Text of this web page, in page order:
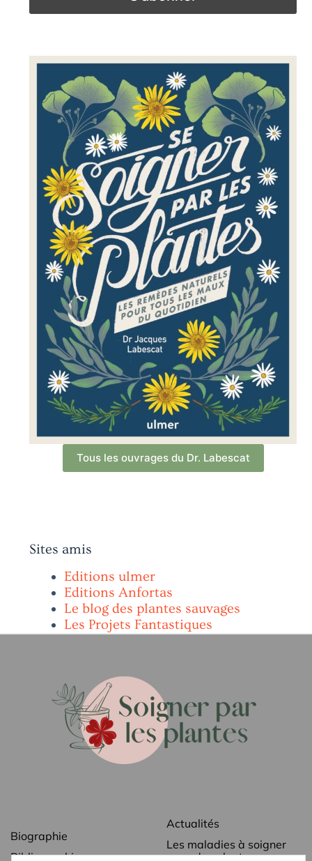
Tous les ouvrages du Dr. Labescat
Sites amis
Editions ulmer
Editions Anfortas
Le blog des plantes sauvages
Les Projets Fantastiques
Biographie
Bibliographie
Actualités
Les maladies à soigner
avec des plantes